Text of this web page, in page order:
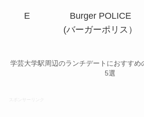
E
Burger POLICE
(バーガーポリス）
学芸大学駅周辺のランチデートにおすすめ
5選